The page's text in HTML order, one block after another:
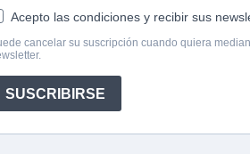
Acepto las condiciones y recibir sus
cancelar su suscripción cuando quiera
SUSCRIBIRSE